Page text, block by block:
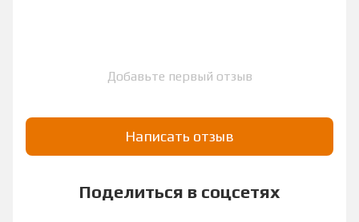
Добавьте первый отзыв
Написать отзыв
Поделиться в соцсетях